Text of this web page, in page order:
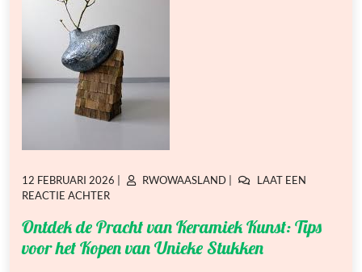
GEPLAATST
OP
12 FEBRUARI 2026
GEPLAATST
RWOWAASLAND
LAAT EEN
REACTIE ACHTEROP
DE
VAN
Ontdek de Pracht van Keramiek Kunst: Tips
voor het Kopen van Unieke Stukken